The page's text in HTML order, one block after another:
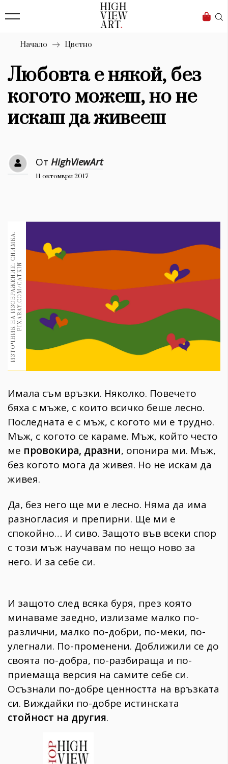
Бизнес
Мода
Dialogue
Изкуство
4338
Красота
Дизайн
Книги
30+
Гурме 1709
Пътувай
237
Здраве
Gentlemen
Wellness
1815
ПОСЛЕДВАЙТЕ
НИ
Начало Цветно
Любовта е някой, без
когото можеш, но не
искаш да живееш
От HighViewArt
11 октомври 2017
И
З
Т
О
Ч
Н
И
К
Н
А
И
З
О
Б
Р
А
Ж
Е
Н
И
Е:
С
Н
И
М
К
А
:
P
I
X
A
B
A
Y
.
C
O
M
/
C
A
T
K
IN
Имала съм връзки. Няколко. Повечето
бяха с мъже, с които всичко беше лесно.
Последната е с мъж, с когото ми е трудно.
Мъж, с когото се караме. Мъж, който често
ме провокира, дразни, опонира ми. Мъж,
без когото мога да живея. Но не искам да
живея.
Да, без него ще ми е лесно. Няма да има
разногласия и препирни. Ще ми е
спокойно… И сиво. Защото във всеки спор
с този мъж научавам по нещо ново за
него. И за себе си.
И защото след всяка буря, през която
минаваме заедно, излизаме малко по-
различни, малко по-добри, по-меки, по-
улегнали. По-променени. Доближили се до
своята по-добра, по-разбираща и по-
приемаща версия на самите себе си.
Осъзнали по-добре ценността на връзката
си. Виждайки по-добре истинската
стойност на другия.